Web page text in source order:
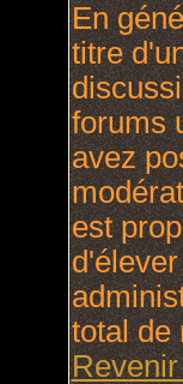
En
titre
forums
avez
est
total de